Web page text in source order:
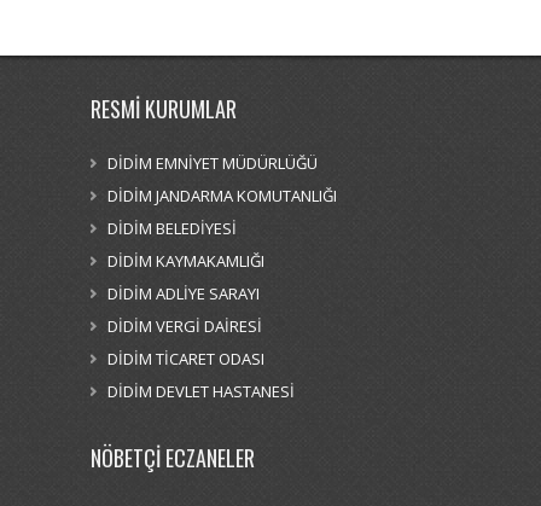
RESMİ KURUMLAR
DİDİM EMNİYET MÜDÜRLÜĞÜ
DİDİM JANDARMA KOMUTANLIĞI
DİDİM BELEDİYESİ
DİDİM KAYMAKAMLIĞI
DİDİM ADLİYE SARAYI
DİDİM VERGİ DAİRESİ
DİDİM TİCARET ODASI
DİDİM DEVLET HASTANESİ
NÖBETÇİ ECZANELER